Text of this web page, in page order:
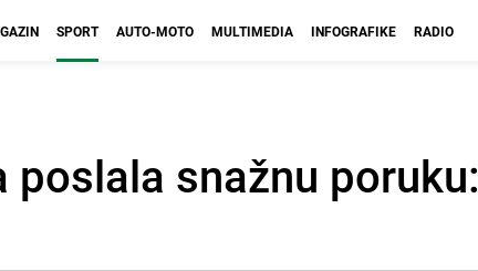
SPORT AUTO-MOTO MULTIMEDIA INFOGRAFIKE RADIO
poslala snažnu poruku: